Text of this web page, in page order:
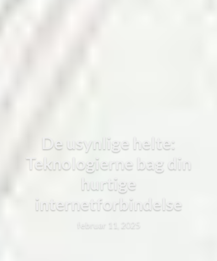
De usynlige helte:
Teknologierne bag din
hurtige
internetforbindelse
februar 11, 2025